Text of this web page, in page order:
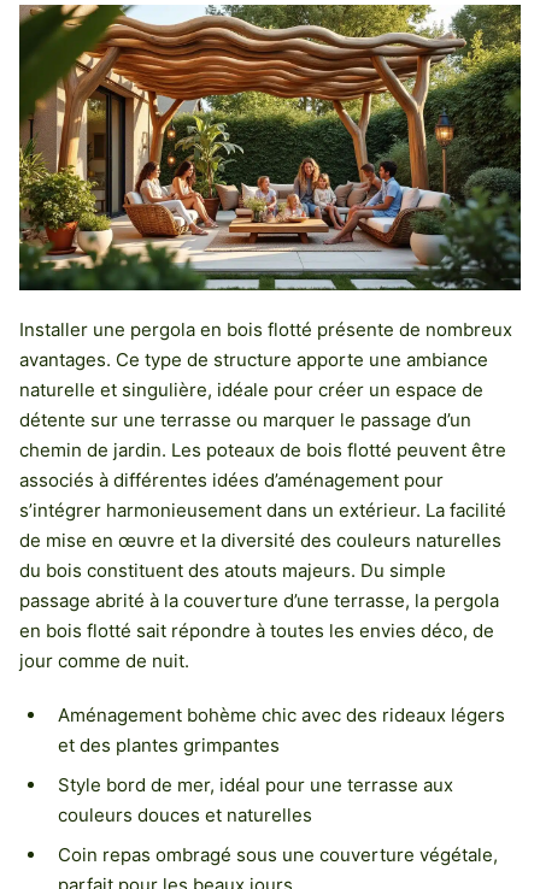
Installer une pergola en bois flotté présente de nombreux
avantages. Ce type de structure apporte une ambiance
naturelle et singulière, idéale pour créer un espace de
détente sur une terrasse ou marquer le passage d’un
chemin de jardin. Les poteaux de bois flotté peuvent être
associés à différentes idées d’aménagement pour
s’intégrer harmonieusement dans un extérieur. La facilité
de mise en œuvre et la diversité des couleurs naturelles
du bois constituent des atouts majeurs. Du simple
passage abrité à la couverture d’une terrasse, la pergola
en bois flotté sait répondre à toutes les envies déco, de
jour comme de nuit.
Aménagement bohème chic avec des rideaux légers
et des plantes grimpantes
Style bord de mer, idéal pour une terrasse aux
couleurs douces et naturelles
Coin repas ombragé sous une couverture végétale,